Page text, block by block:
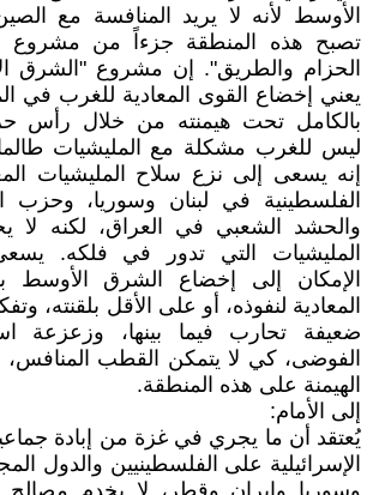
الأوسط لأنه لا يريد المنافسة مع
تصبح هذه المنطقة جزءاً من مشروع
الحزام والطريق". إن مشروع "الشرق
يعني إخضاع القوى المعادية للغرب في
بالكامل تحت هيمنته من خلال رأس
ليس للغرب مشكلة مع المليشيات طالما
إنه يسعى إلى نزع سلاح المليشيات
الفلسطينية في لبنان وسوريا، وحزب
والحشد الشعبي في العراق، لكنه لا
المليشيات التي تدور في فلكه.
الإمكان إلى إخضاع الشرق الأوسط
المعادية لنفوذه، أو على الأقل بلقنته،
ضعيفة تحارب فيما بينها، وزعزعة
الفوضى، كي لا يتمكن القطب
الهيمنة على هذه المنطقة.
إلى الأمام:
يُعتقد أن ما يجري في غزة من إبادة
الإسرائيلية على الفلسطينيين والدول